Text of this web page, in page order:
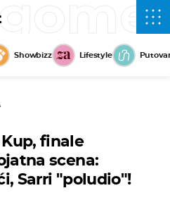
Showbizz Lifestyle
finale
scena:
Sarri "poludio"!